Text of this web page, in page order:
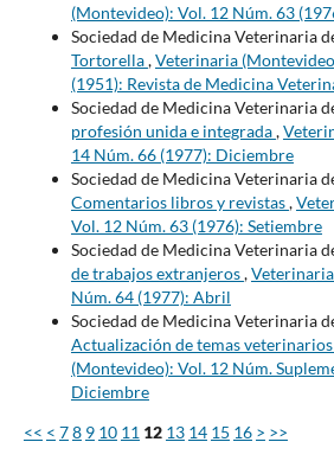
(Montevideo): Vol. 12 Núm. 63
Sociedad de Medicina Veterinaria
Tortorella,Veterinaria
(1951): Revista de Medicina
Sociedad de Medicina Veterinaria
profesión unida e integrada,
14 Núm. 66 (1977): Diciembre
Sociedad de Medicina Veterinaria
Comentarios libros y revistas,
Vol. 12 Núm. 63 (1976): Setiembre
Sociedad de Medicina Veterinaria
de trabajos extranjeros,
Núm. 64 (1977): Abril
Sociedad de Medicina Veterinaria
Actualización de temas veterinarios
(Montevideo): Vol. 12 Núm.
Diciembre
<< < 78 9 10 11 12 13 14 15 16 > >>